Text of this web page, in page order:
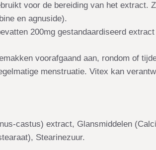
voor de bereiding van het extract.
en agnuside).
200mg gestandaardiseerd
voorafgaand aan, rondom of
menstruatie. Vitex kan
castus) extract, Glansmiddelen
Stearinezuur.